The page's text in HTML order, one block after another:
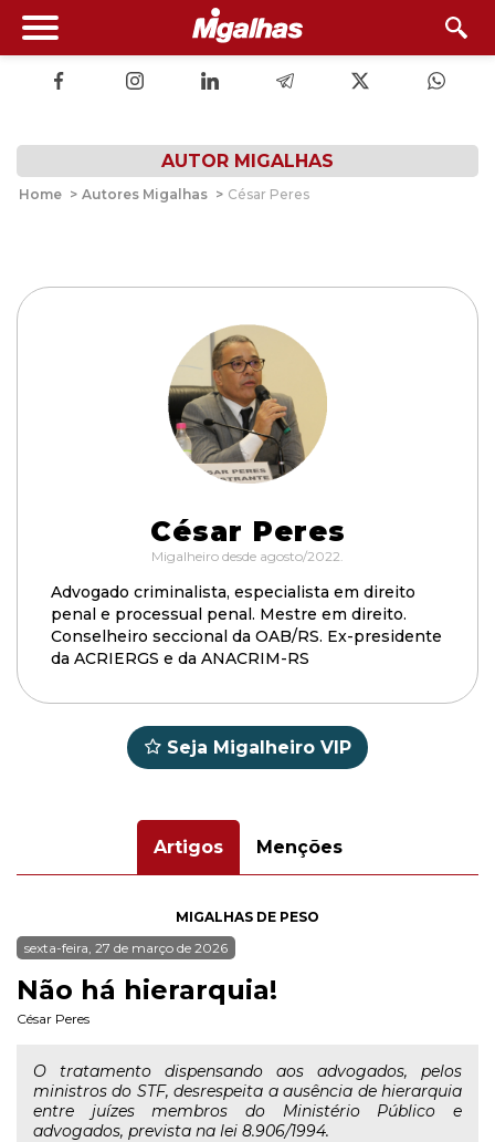
AUTOR MIGALHAS
Home > Autores Migalhas > César Peres
César Peres
Migalheiro desde agosto/2022.
Advogado criminalista, especialista em direito
penal e processual penal. Mestre em direito.
Conselheiro seccional da OAB/RS. Ex-presidente
da ACRIERGS e da ANACRIM-RS
Seja Migalheiro VIP
Artigos Menções
MIGALHAS DE PESO
sexta-feira, 27 de março de 2026
Não há hierarquia!
César Peres
O tratamento dispensando aos advogados, pelos
ministros do STF, desrespeita a ausência de hierarquia
entre juízes membros do Ministério Público e
advogados, prevista na lei 8.906/1994.